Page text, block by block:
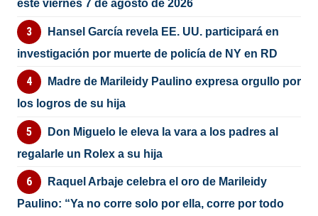
este viernes 7 de agosto de 2026
Hansel García revela EE. UU. participará en
investigación por muerte de policía de NY en RD
Madre de Marileidy Paulino expresa orgullo por
los logros de su hija
Don Miguelo le eleva la vara a los padres al
regalarle un Rolex a su hija
Raquel Arbaje celebra el oro de Marileidy
Paulino: “Ya no corre solo por ella, corre por todo